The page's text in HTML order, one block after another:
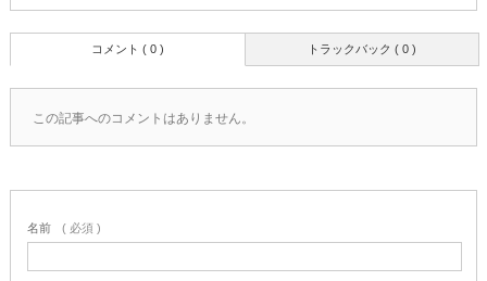
トラックバック ( 0 )
コメント ( 0 )
この記事へのコメントはありません。
名前 ( 必須 )